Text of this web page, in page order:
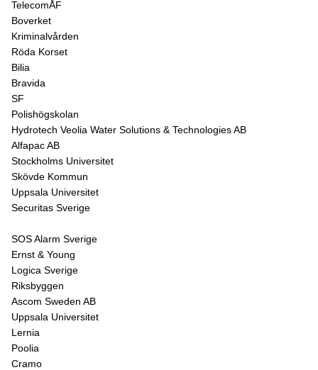
TelecomÅF
Boverket
Kriminalvården
Röda Korset
Bilia
Bravida
SF
Polishögskolan
Hydrotech Veolia Water Solutions & Technologies AB
Alfapac AB
Stockholms Universitet
Skövde Kommun
Uppsala Universitet
Securitas Sverige
SOS Alarm Sverige
Ernst & Young
Logica Sverige
Riksbyggen
Ascom Sweden AB
Uppsala Universitet
Lernia
Poolia
Cramo